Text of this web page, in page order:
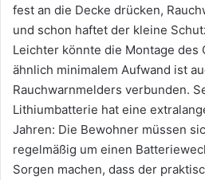
fest an die Decke drücken,
und schon haftet der kleine
Leichter könnte die Montage des
ähnlich minimalem Aufwand ist
Rauchwarnmelders verbunden.
Lithiumbatterie hat eine
Jahren: Die Bewohner müssen
regelmäßig um einen
Sorgen machen, dass der